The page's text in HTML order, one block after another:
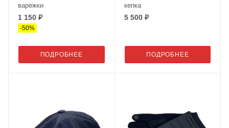
варежки
1 150 ₽
-50%
ПОДРОБНЕЕ
кепка
5 500 ₽
ПОДРОБНЕЕ